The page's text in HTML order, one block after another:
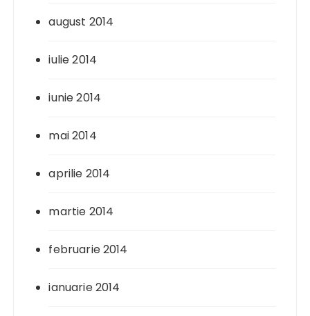
august 2014
iulie 2014
iunie 2014
mai 2014
aprilie 2014
martie 2014
februarie 2014
ianuarie 2014